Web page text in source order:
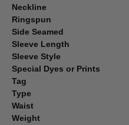
Neckline
Ringspun
Side Seamed
Sleeve Length
Sleeve Style
Special Dyes or Prints
Tag
Type
Waist
Weight